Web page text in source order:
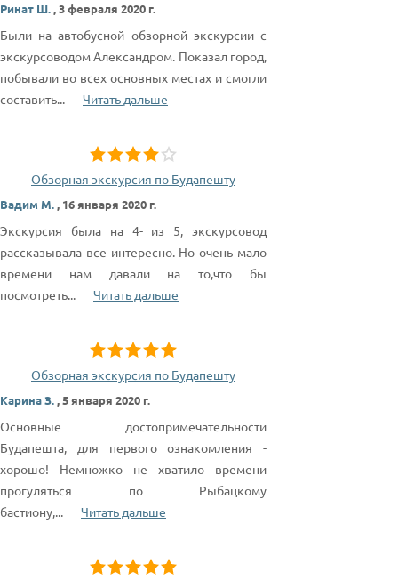
Ринат Ш.,3 февраля 2020 г.
Были на автобусной обзорной экскурсии с
экскурсоводом Александром. Показал город,
побывали во всех основных местах и смогли
составить... Читать дальше
Обзорная экскурсия по Будапешту
Вадим М., 16 января 2020 г.
Экскурсия была на 4- из 5, экскурсовод
рассказывала все интересно. Но очень мало
времени нам давали на то,что бы
посмотреть... Читать дальше
Обзорная экскурсия по Будапешту
Карина З.,5 января 2020 г.
Основные достопримечательности
Будапешта, для первого ознакомления -
хорошо! Немножко не хватило времени
прогуляться по Рыбацкому
бастиону,... Читать дальше